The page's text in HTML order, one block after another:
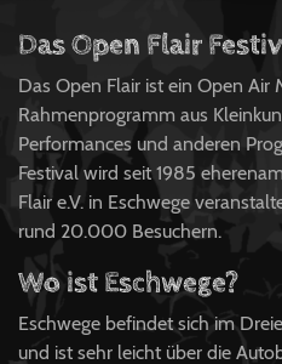
Das Open Flair
Das Open Flair ist ein Open Air
Rahmenprogramm aus
Performances und anderen
Festival wird seit 1985
Flair e.V. in Eschwege
rund 20.000 Besuchern.
Wo ist Eschwege?
Eschwege befindet sich im
und ist sehr leicht über die